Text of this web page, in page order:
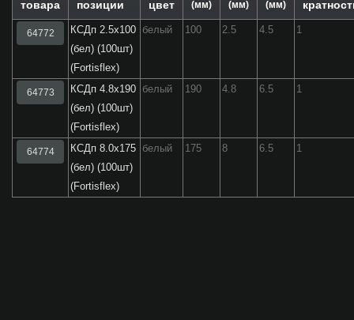
товара
позиции
цвет (мм) (мм) (мм)
64772
КСДп 2.5x100
(бел) (100шт)
(Fortisflex)
белый 100 2.5 4.5 1
64773
КСДп 4.8x190
(бел) (100шт)
(Fortisflex)
белый 190 4.8 6.5 1
64774
КСДп 8.0x175
(бел) (100шт)
(Fortisflex)
белый 175 8 6.5 1